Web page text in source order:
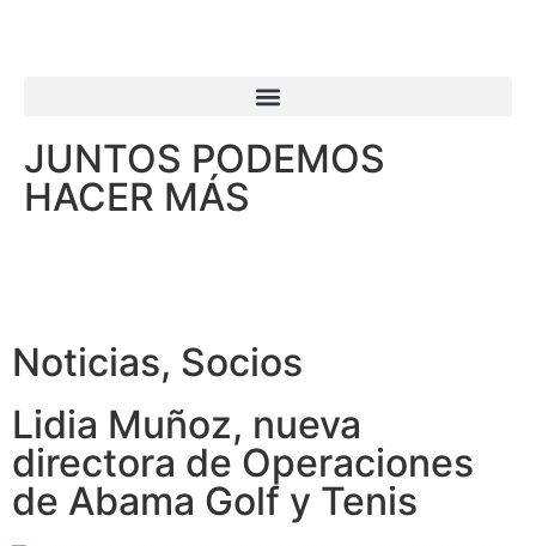
JUNTOS PODEMOS
HACER MÁS
Noticias, Socios
Lidia Muñoz, nueva
directora de Operaciones
de Abama Golf y Tenis